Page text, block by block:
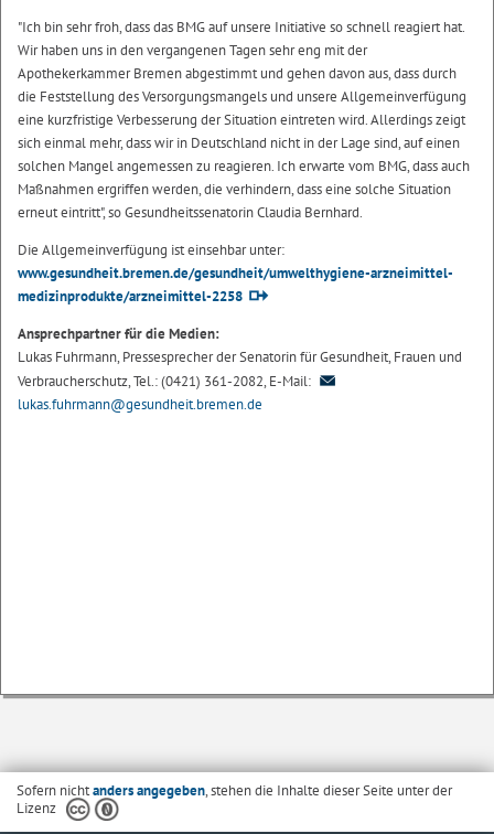
"Ich bin sehr froh, dass das BMG auf unsere Initiative so schnell reagiert hat.
Wir haben uns in den vergangenen Tagen sehr eng mit der
Apothekerkammer Bremen abgestimmt und gehen davon aus, dass durch
die Feststellung des Versorgungsmangels und unsere Allgemeinverfügung
eine kurzfristige Verbesserung der Situation eintreten wird. Allerdings zeigt
sich einmal mehr, dass wir in Deutschland nicht in der Lage sind, auf einen
solchen Mangel angemessen zu reagieren. Ich erwarte vom BMG, dass auch
Maßnahmen ergriffen werden, die verhindern, dass eine solche Situation
erneut eintritt", so Gesundheitssenatorin Claudia Bernhard.
Die Allgemeinverfügung ist einsehbar unter:
www.gesundheit.bremen.de/gesundheit/umwelthygiene-arzneimittel-
medizinprodukte/arzneimittel-2258
Ansprechpartner für die Medien:
Lukas Fuhrmann, Pressesprecher der Senatorin für Gesundheit, Frauen und
Verbraucherschutz, Tel.: (0421) 361-2082, E-Mail:
lukas.fuhrmann@gesundheit.bremen.de
Sofern nichtanders angegeben, stehen die Inhalte dieser Seite unter der
Lizenz